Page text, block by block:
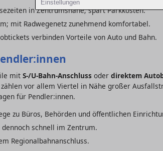
Einstellungen
in Zentrumsnähe; spart Parkkosten.
mit Radwegenetz zunehmend komfortabel.
verbinden Vorteile von Auto und Bahn.
mit S-/U-Bahn-Anschluss oder direktem
vor allem Viertel in Nähe großer
für Pendler:innen.
zu Büros, Behörden und öffentlichen
dennoch schnell im Zentrum.
Regionalbahnanschluss.